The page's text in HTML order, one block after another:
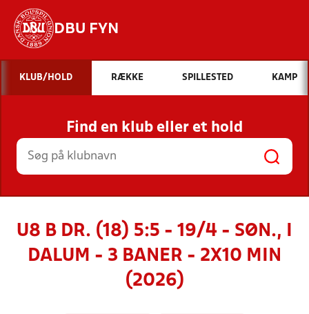
DBU FYN
Hvad vil du søge efter?
INDHOLD OG NYHEDER
STILLINGER, RESULTATER, KLUBBER OG
HOLD
KLUB/HOLD RÆKKE SPILLESTED KAMP
Find en klub eller et hold
U8 B DR. (18) 5:5 - 19/4 - SØN., I
DALUM - 3 BANER - 2X10 MIN
(2026)